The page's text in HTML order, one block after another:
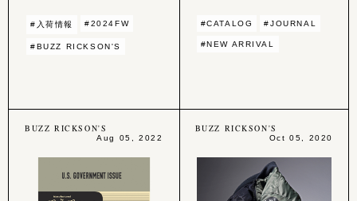
#入荷情報 #2024FW
#BUZZ RICKSON'S
#CATALOG #JOURNAL
#NEW ARRIVAL
BUZZ RICKSON'S
Aug 05, 2022
BUZZ RICKSON'S
Oct 05, 2020